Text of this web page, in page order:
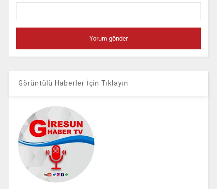
Görüntülü Haberler İçin Tıklayın